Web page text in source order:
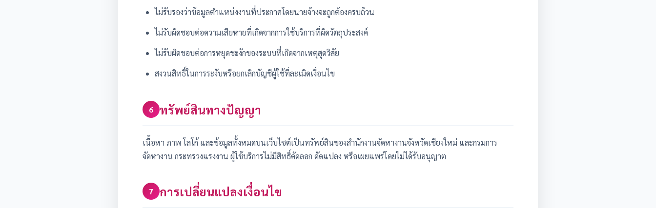
ไม่รับรองว่าข้อมูลตำแหน่งงานที่ประกาศโดยนายจ้างจะถูกต้องครบถ้วน
ไม่รับผิดชอบต่อความเสียหายที่เกิดจากการใช้บริการที่ผิดวัตถุประสงค์
ไม่รับผิดชอบต่อการหยุดชะงักของระบบที่เกิดจากเหตุสุดวิสัย
สงวนสิทธิ์ในการระงับหรือยกเลิกบัญชีผู้ใช้ที่ละเมิดเงื่อนไข
6 ทรัพย์สินทางปัญญา
เนื้อหา ภาพ โลโก้ และข้อมูลทั้งหมดบนเว็บไซต์เป็นทรัพย์สินของสำนักงานจัดหางานจังหวัดเชียงใหม่ และกรมการ
จัดหางาน กระทรวงแรงงาน ผู้ใช้บริการไม่มีสิทธิ์คัดลอก ดัดแปลง หรือเผยแพร่โดยไม่ได้รับอนุญาต
7 การเปลี่ยนแปลงเงื่อนไข